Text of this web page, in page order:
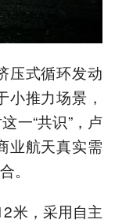
压式循环发动
推力场景，
一“共识”，卢
业航天真实需
。
米，采用自主